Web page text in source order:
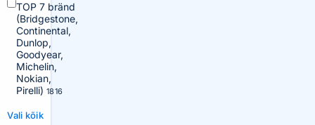
TOP 7 bränd
(Bridgestone,
Continental,
Dunlop,
Goodyear,
Michelin,
Nokian,
Pirelli) 1816
Vali kõik